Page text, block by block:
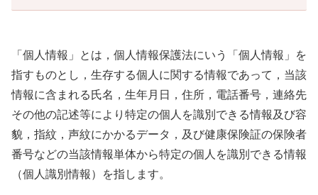
「個人情報」とは，個人情報保護法にいう「個人情報」を
指すものとし，生存する個人に関する情報であって，当該
情報に含まれる氏名，生年月日，住所，電話番号，連絡先
その他の記述等により特定の個人を識別できる情報及び容
貌，指紋，声紋にかかるデータ，及び健康保険証の保険者
番号などの当該情報単体から特定の個人を識別できる情報
（個人識別情報）を指します。